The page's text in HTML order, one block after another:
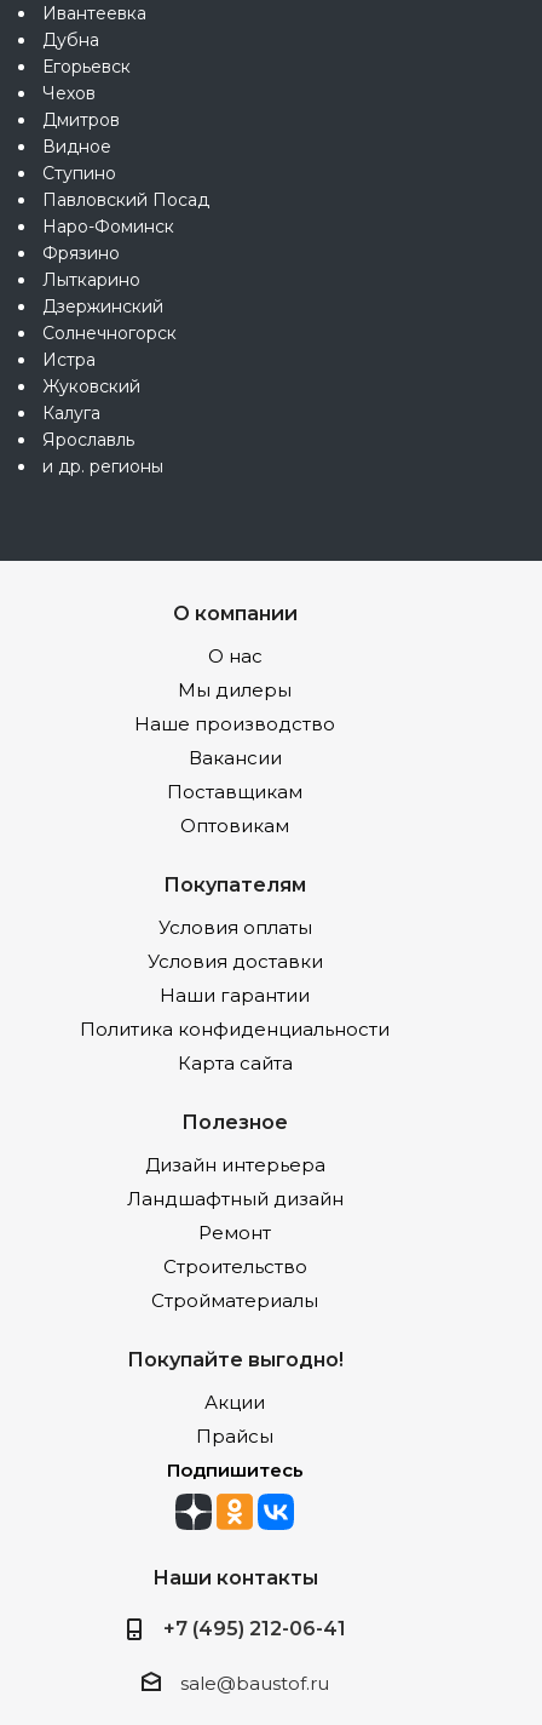
Ивантеевка
Дубна
Егорьевск
Чехов
Дмитров
Видное
Ступино
Павловский Посад
Наро-Фоминск
Фрязино
Лыткарино
Дзержинский
Солнечногорск
Истра
Жуковский
Калуга
Ярославль
и др. регионы
О компании
О нас
Мы дилеры
Наше производство
Вакансии
Поставщикам
Оптовикам
Покупателям
Условия оплаты
Условия доставки
Наши гарантии
Политика конфиденциальности
Карта сайта
Полезное
Дизайн интерьера
Ландшафтный дизайн
Ремонт
Строительство
Стройматериалы
Покупайте выгодно!
Акции
Прайсы
Подпишитесь
Наши контакты
+7 (495) 212-06-41
sale@baustof.ru